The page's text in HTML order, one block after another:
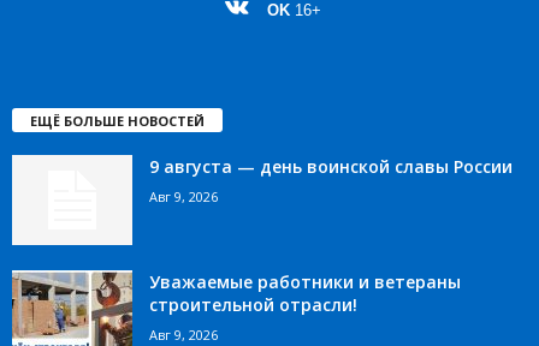
OK 16+
ЕЩЁ БОЛЬШЕ НОВОСТЕЙ
9 августа — день воинской славы России
Авг 9, 2026
Уважаемые работники и ветераны
строительной отрасли!
Авг 9, 2026